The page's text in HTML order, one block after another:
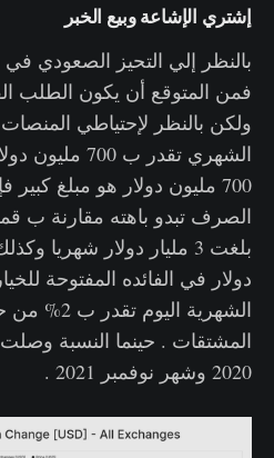
إشتري الإشاعة وبيع الخبر
بالنظر إلي التحيز الصعودي
ولكن بالنظر لإحتياطي
الشهري تقدر
700 مليون دولار هو مبلغ
الصرف تبدو باهته مقارنة ب قمم
دولار في الفائده المفتوحة
الشهرية
2020 وشهر نوفمبر 2021 .